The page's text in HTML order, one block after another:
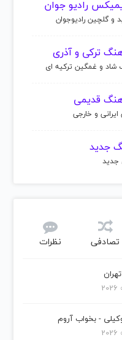
رادیو جوان
گلچین رادیوجوان
ترکی و آذری
و غمگین ترکیه ای
قدیمی
و خارجی
جدید
تصادفی نظرات
- بخواب آروم